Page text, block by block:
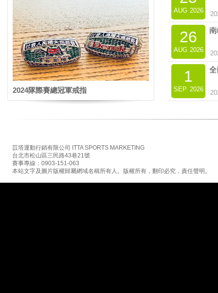
2024隊際賽總冠軍戒指
2026
AUG
2026
AUG
26
2026
SEP
1
苡塔運動行銷有限公司 ITTA SPORTS MARKETING
台北市松山區三民路43巷21號
賽事專線：0903-151-063
本站文字及圖片版權歸屬網域名稱所有人。版權所有，翻印必究，責任聲明。